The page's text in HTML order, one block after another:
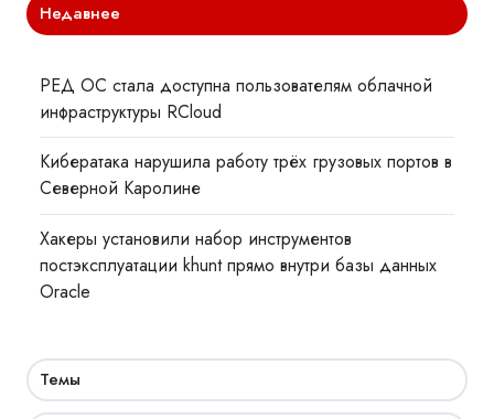
Недавнее
РЕД ОС стала доступна пользователям облачной
инфраструктуры RCloud
Кибератака нарушила работу трёх грузовых портов в
Северной Каролине
Хакеры установили набор инструментов
постэксплуатации khunt прямо внутри базы данных
Oracle
Темы